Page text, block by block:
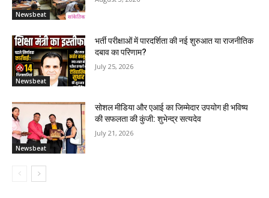
Newsbeat
Newsbeat
भर्ती परीक्षाओं में पारदर्शिता की नई शुरुआत या राजनीतिक
दबाव का परिणाम?
July 25, 2026
Newsbeat
सोशल मीडिया और एआई का जिम्मेदार उपयोग ही भविष्य
की सफलता की कुंजी: शुभेन्द्र सत्यदेव
July 21, 2026